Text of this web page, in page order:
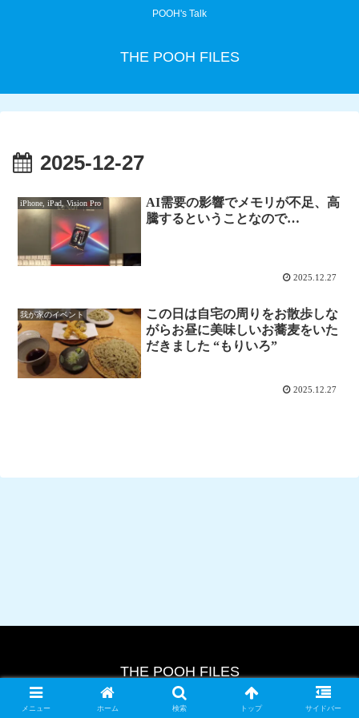
POOH's Talk
THE POOH FILES
2025-12-27
iPhone, iPad, Vision Pro
AI需要の影響でメモリが不足、高
騰するということなので…
2025.12.27
我が家のイベント
この日は自宅の周りをお散歩しな
がらお昼に美味しいお蕎麦をいた
だきました “もりいろ”
2025.12.27
THE POOH FILES
© 2024 THE POOH FILES.
メニュー ホーム 検索 トップ サイドバー